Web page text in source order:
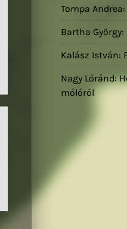
Tompa
Bartha
Kalász István:
Nagy Lóránd:
mólóról